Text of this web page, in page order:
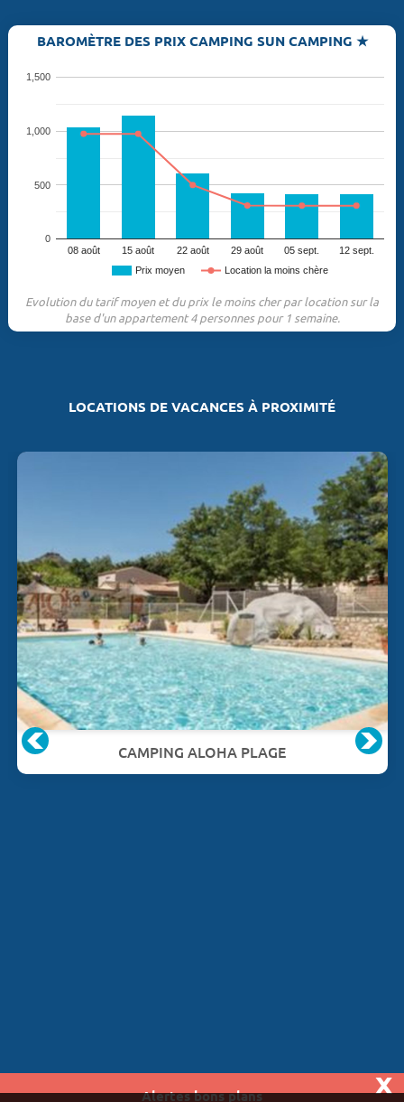
Alertes bons plans x
BAROMÈTRE DES PRIX CAMPING SUN CAMPING ★
Prix moyen Location la moins chère
08 août 15 août 22 août 29 août 05 sept. 12 sept.
0
500
1,000
1,500
Evolution du tarif moyen et du prix le moins cher par location sur la
base d'un appartement 4 personnes pour 1 semaine.
LOCATIONS DE VACANCES À PROXIMITÉ
CAMPING ALOHA PLAGE
Vivaweb SARL - RCS Créteil n°790 591 572